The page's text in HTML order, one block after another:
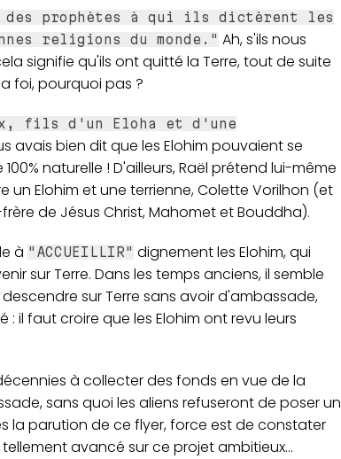
des prophètes à qui ils dictèrent les
religions du monde." Ah, s'ils nous
signifie qu'ils ont quitté la Terre, tout de suite
foi, pourquoi pas ?
fils d'un Eloha et d'une
avais bien dit que les Elohim pouvaient se
naturelle ! D'ailleurs, Raël prétend lui-même
un Elohim et une terrienne, Colette Vorilhon (et
de Jésus Christ, Mahomet et Bouddha).
à "ACCUEILLIR" dignement les Elohim, qui
sur Terre. Dans les temps anciens, il semble
sur Terre sans avoir d'ambassade,
il faut croire que les Elohim ont revu leurs
à collecter des fonds en vue de la
sans quoi les aliens refuseront de poser un
la parution de ce flyer, force est de constater
avancé sur ce projet ambitieux...